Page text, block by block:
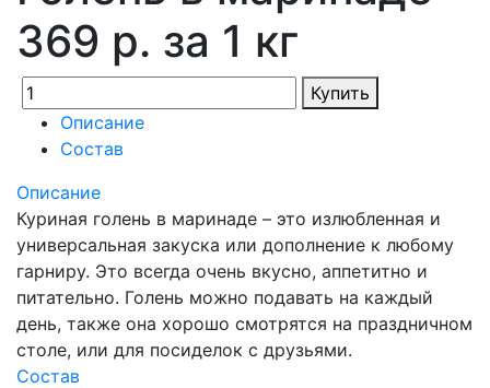
369 р. за 1 кг
Купить
Описание
Состав
Описание
Куриная голень в маринаде – это излюбленная и
универсальная закуска или дополнение к любому
гарниру. Это всегда очень вкусно, аппетитно и
питательно. Голень можно подавать на каждый
день, также она хорошо смотрятся на праздничном
столе, или для посиделок с друзьями.
Состав